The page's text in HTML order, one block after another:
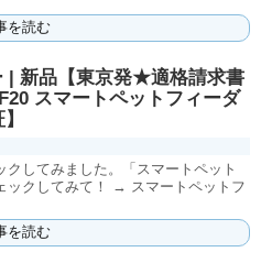
を読む
| 新品【東京発★適格請求書
スマートペットフィーダ
してみました。「スマートペット
ックしてみて！ → スマートペットフ
を読む